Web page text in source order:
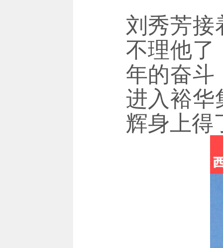
刘秀芳接
不理他了
年的奋斗
进入裕华
辉身上得